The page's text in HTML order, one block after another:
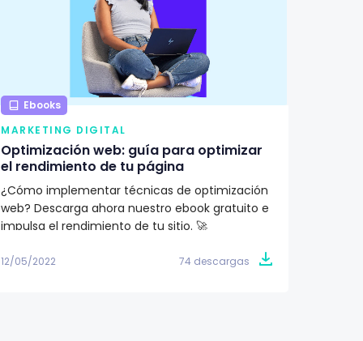
Ebooks
MARKETING DIGITAL
Optimización web: guía para optimizar
el rendimiento de tu página
¿Cómo implementar técnicas de optimización
web? Descarga ahora nuestro ebook gratuito e
impulsa el rendimiento de tu sitio. 🚀
12/05/2022 74 descargas